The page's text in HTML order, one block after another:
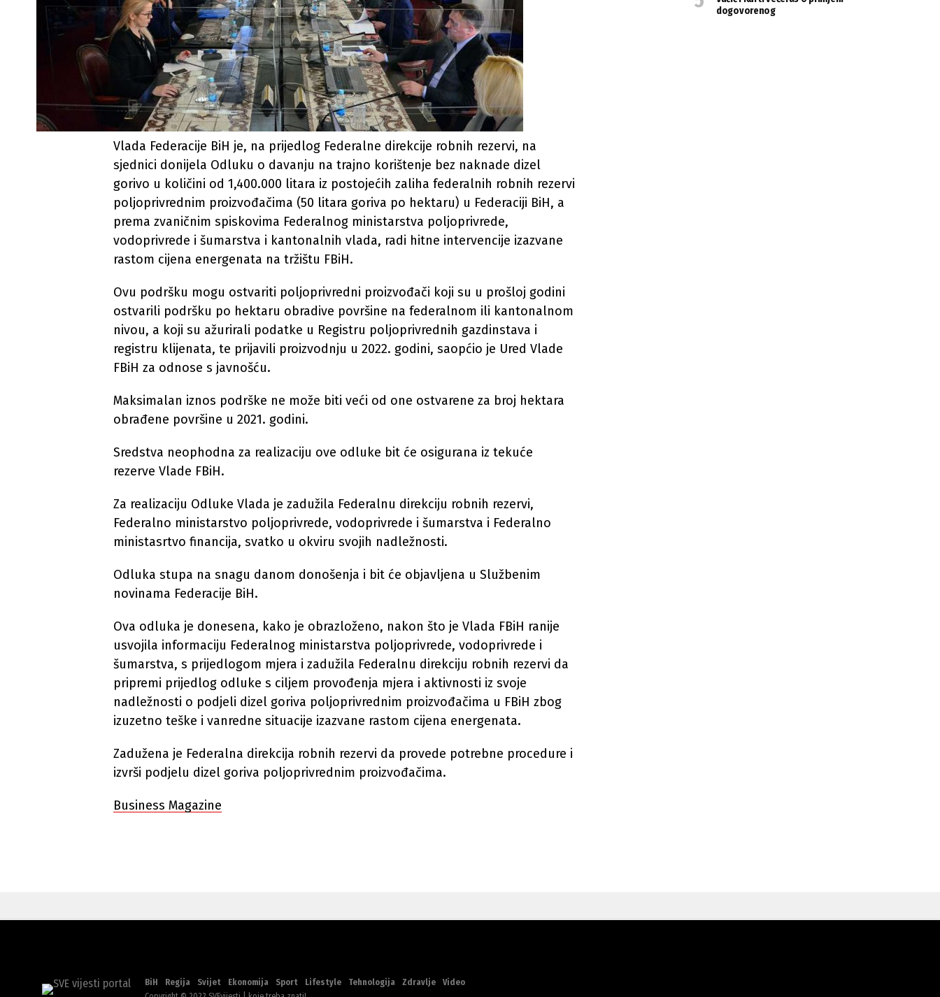
Vlada Federacije BiH je, na prijedlog Federalne direkcije robnih rezervi, na
sjednici donijela Odluku o davanju na trajno korištenje bez naknade dizel
gorivo u količini od 1,400.000 litara iz postojećih zaliha federalnih robnih rezervi
poljoprivrednim proizvođačima (50 litara goriva po hektaru) u Federaciji BiH, a
prema zvaničnim spiskovima Federalnog ministarstva poljoprivrede,
vodoprivrede i šumarstva i kantonalnih vlada, radi hitne intervencije izazvane
rastom cijena energenata na tržištu FBiH.
Ovu podršku mogu ostvariti poljoprivredni proizvođači koji su u prošloj godini
ostvarili podršku po hektaru obradive površine na federalnom ili kantonalnom
nivou, a koji su ažurirali podatke u Registru poljoprivrednih gazdinstava i
registru klijenata, te prijavili proizvodnju u 2022. godini, saopćio je Ured Vlade
FBiH za odnose s javnošću.
Maksimalan iznos podrške ne može biti veći od one ostvarene za broj hektara
obrađene površine u 2021. godini.
Sredstva neophodna za realizaciju ove odluke bit će osigurana iz tekuće
rezerve Vlade FBiH.
Za realizaciju Odluke Vlada je zadužila Federalnu direkciju robnih rezervi,
Federalno ministarstvo poljoprivrede, vodoprivrede i šumarstva i Federalno
ministasrtvo financija, svatko u okviru svojih nadležnosti.
Odluka stupa na snagu danom donošenja i bit će objavljena u Službenim
novinama Federacije BiH.
Ova odluka je donesena, kako je obrazloženo, nakon što je Vlada FBiH ranije
usvojila informaciju Federalnog ministarstva poljoprivrede, vodoprivrede i
šumarstva, s prijedlogom mjera i zadužila Federalnu direkciju robnih rezervi da
pripremi prijedlog odluke s ciljem provođenja mjera i aktivnosti iz svoje
nadležnosti o podjeli dizel goriva poljoprivrednim proizvođačima u FBiH zbog
izuzetno teške i vanredne situacije izazvane rastom cijena energenata.
Zadužena je Federalna direkcija robnih rezervi da provede potrebne procedure i
izvrši podjelu dizel goriva poljoprivrednim proizvođačima.
Business Magazine
dogovorenog
BiH Regija Svijet Ekonomija Sport Lifestyle Tehnologija Zdravlje
Video